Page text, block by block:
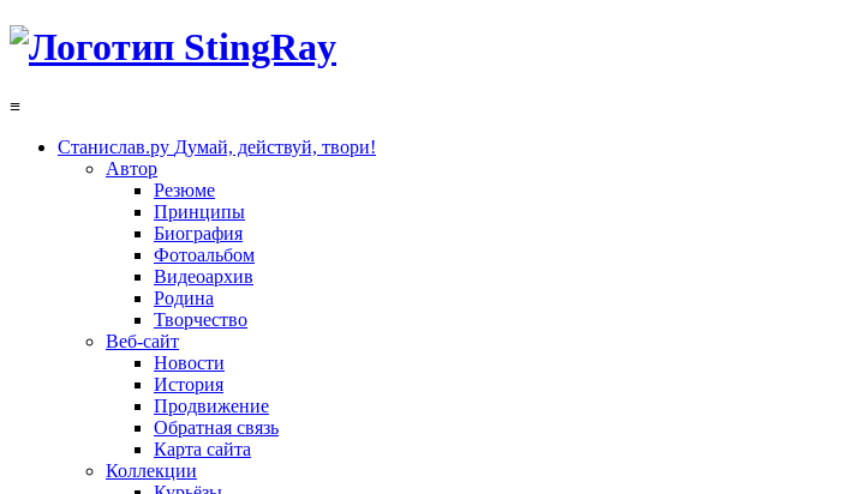
≡
Станислав.ру Думай, действуй, твори!
Автор
Резюме
Принципы
Биография
Фотоальбом
Видеоархив
Родина
Творчество
Веб-сайт
Новости
История
Продвижение
Обратная связь
Карта сайта
Коллекции